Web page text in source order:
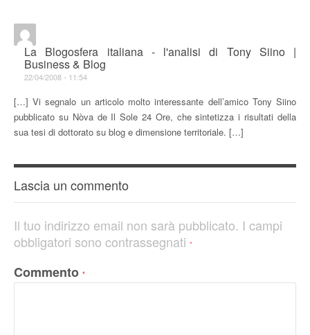
La Blogosfera italiana - l'analisi di Tony Siino |
Business & Blog
22/04/2008 - 11:54
[…] Vi segnalo un articolo molto interessante dell’amico Tony Siino
pubblicato su Nòva de Il Sole 24 Ore, che sintetizza i risultati della
sua tesi di dottorato su blog e dimensione territoriale. […]
Lascia un commento
Il tuo indirizzo email non sarà pubblicato. I campi
obbligatori sono contrassegnati *
Commento *